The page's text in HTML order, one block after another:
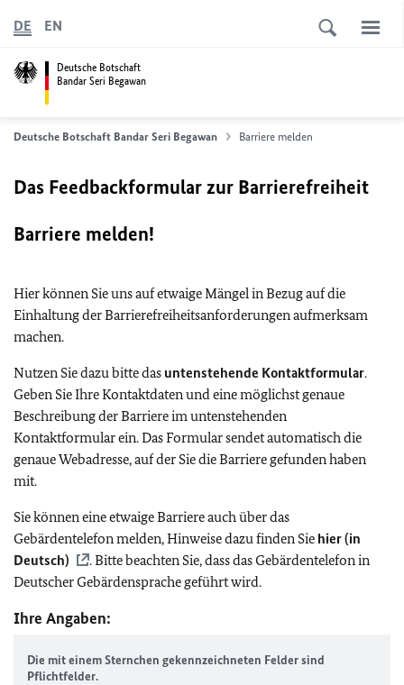
Deutsche Botschaft
Bandar Seri Begawan
DE EN
Deutsche Botschaft Bandar Seri Begawan Barriere melden
Das Feedbackformular zur Barrierefreiheit
Barriere melden!
Hier können Sie uns auf etwaige Mängel in Bezug auf die
Einhaltung der Barrierefreiheitsanforderungen aufmerksam
machen.
Nutzen Sie dazu bitte das untenstehende Kontaktformular.
Geben Sie Ihre Kontaktdaten und eine möglichst genaue
Beschreibung der Barriere im untenstehenden
Kontaktformular ein. Das Formular sendet automatisch die
genaue Webadresse, auf der Sie die Barriere gefunden haben
mit.
Sie können eine etwaige Barriere auch über das
Gebärdentelefon melden, Hinweise dazu finden Sie hier (in
Deutsch)
. Bitte beachten Sie, dass das Gebärdentelefon in
Deutscher Gebärdensprache geführt wird.
Ihre Angaben:
Die mit einem Sternchen gekennzeichneten Felder sind
Pflichtfelder.